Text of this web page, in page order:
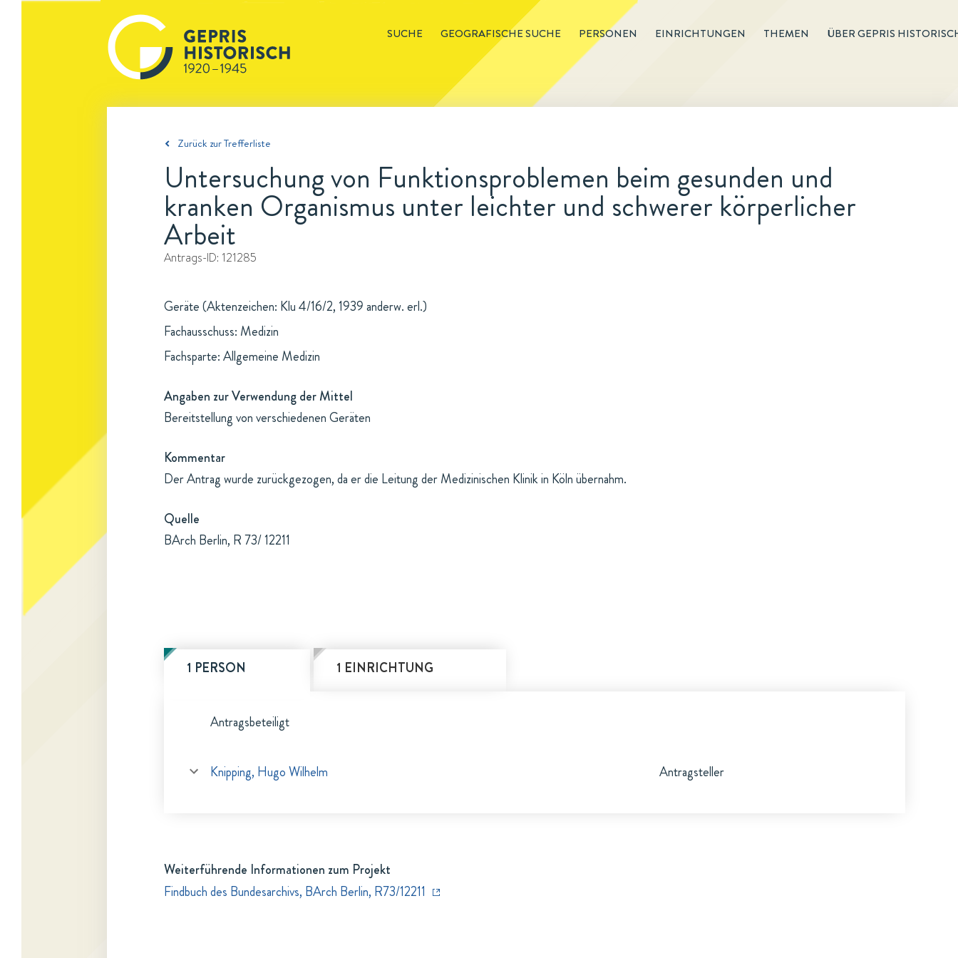
SUCHE GEOGRAFISCHE SUCHE PERSONEN EINRICHTUNGEN THEMEN ÜBER GEPRIS
Zurück zur Trefferliste
Untersuchung von Funktionsproblemen beim gesunden und
kranken Organismus unter leichter und schwerer körperlicher
Arbeit
Antrags-ID: 121285
Geräte (Aktenzeichen: Klu 4/16/2, 1939 anderw. erl.)
Fachausschuss: Medizin
Fachsparte: Allgemeine Medizin
Angaben zur Verwendung der Mittel
Bereitstellung von verschiedenen Geräten
Kommentar
Der Antrag wurde zurückgezogen, da er die Leitung der Medizinischen Klinik in Köln übernahm.
Quelle
BArch Berlin, R 73/ 12211
1 PERSON 1 EINRICHTUNG
Antragsbeteiligt
Knipping, Hugo Wilhelm Antragsteller
Weiterführende Informationen zum Projekt
Findbuch des Bundesarchivs, BArch Berlin, R73/12211